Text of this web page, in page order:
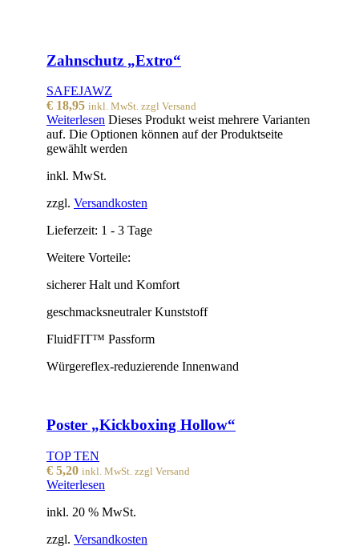
Zahnschutz „Extro“
SAFEJAWZ
€ 18,95 inkl. MwSt. zzgl Versand
Weiterlesen Dieses Produkt weist mehrere Varianten
auf. Die Optionen können auf der Produktseite
gewählt werden
inkl. MwSt.
zzgl. Versandkosten
Lieferzeit: 1 - 3 Tage
Weitere Vorteile:
sicherer Halt und Komfort
geschmacksneutraler Kunststoff
FluidFIT™ Passform
Würgereflex-reduzierende Innenwand
Poster „Kickboxing Hollow“
TOP TEN
€ 5,20 inkl. MwSt. zzgl Versand
Weiterlesen
inkl. 20 % MwSt.
zzgl. Versandkosten